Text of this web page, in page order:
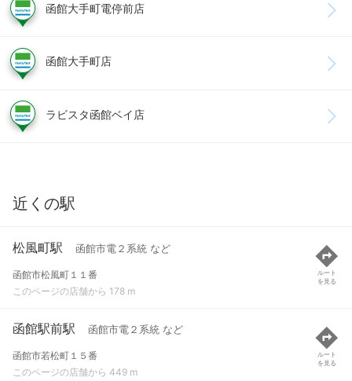
函館大手町電停前店
函館大手町店
ラビスタ函館ベイ店
近くの駅
松風町駅 函館市電２系統 など
函館市松風町１１番
このページの店舗から 178 m
ルート
を見る
函館駅前駅 函館市電２系統 など
函館市若松町１５番
このページの店舗から 449 m
ルート
を見る